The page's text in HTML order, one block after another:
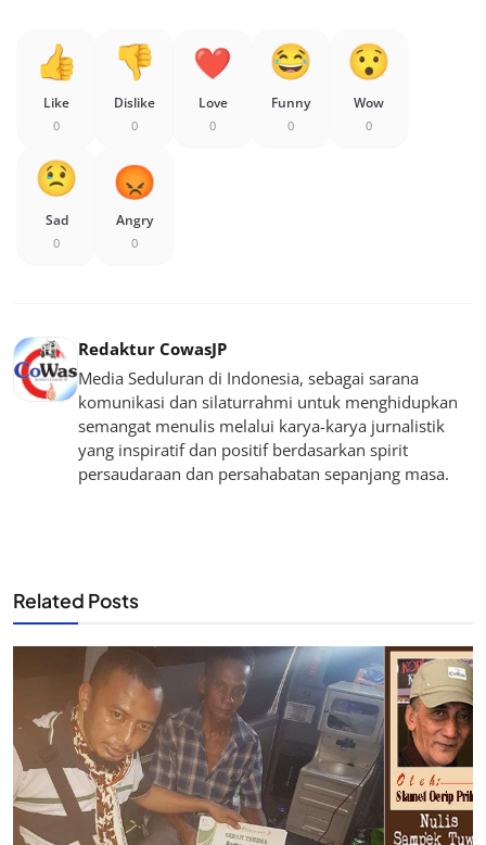
Like
0
Dislike
0
Love
0
Funny
0
Wow
0
Sad
0
Angry
0
Redaktur CowasJP
Media Seduluran di Indonesia, sebagai sarana
komunikasi dan silaturrahmi untuk menghidupkan
semangat menulis melalui karya-karya jurnalistik
yang inspiratif dan positif berdasarkan spirit
persaudaraan dan persahabatan sepanjang masa.
Related Posts